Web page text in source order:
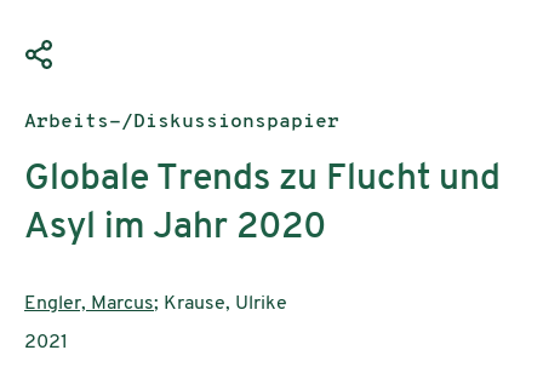
Publikationstyp:
Arbeits-/Diskussionspapier
Globale Trends zu Flucht und
Asyl im Jahr 2020
AutorInnen:
Engler, Marcus; Krause, Ulrike
Publikationsjahr:
2021